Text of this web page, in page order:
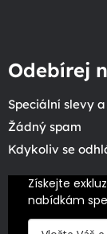
Odebírej
Speciální slevy
Žádný spam
Kdykoliv se
Získejte
nabídkám